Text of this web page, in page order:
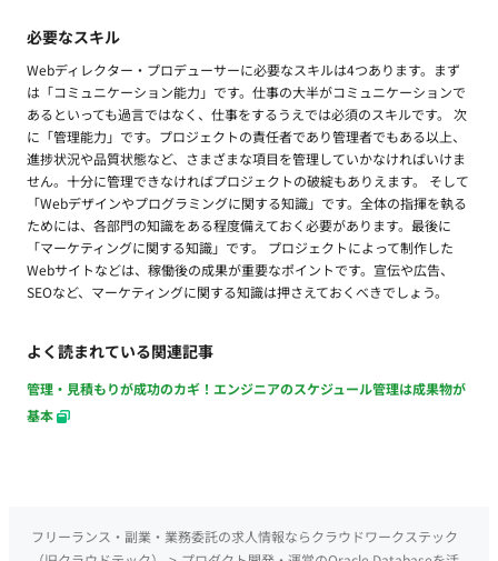
必要なスキル
Webディレクター・プロデューサーに必要なスキルは4つあります。まず
は「コミュニケーション能力」です。仕事の大半がコミュニケーションで
あるといっても過言ではなく、仕事をするうえでは必須のスキルです。 次
に「管理能力」です。プロジェクトの責任者であり管理者でもある以上、
進捗状況や品質状態など、さまざまな項目を管理していかなければいけま
せん。十分に管理できなければプロジェクトの破綻もありえます。 そして
「Webデザインやプログラミングに関する知識」です。全体の指揮を執る
ためには、各部門の知識をある程度備えておく必要があります。最後に
「マーケティングに関する知識」です。 プロジェクトによって制作した
Webサイトなどは、稼働後の成果が重要なポイントです。宣伝や広告、
SEOなど、マーケティングに関する知識は押さえておくべきでしょう。
よく読まれている関連記事
管理・見積もりが成功のカギ！エンジニアのスケジュール管理は成果物が
基本
フリーランス・副業・業務委託の求人情報ならクラウドワークステック